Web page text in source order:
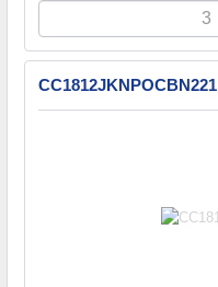
CC1812JKNPOCBN221